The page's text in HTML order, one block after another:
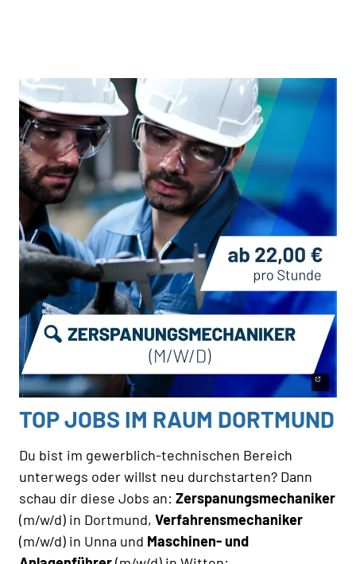
TOP JOBS IM RAUM DORTMUND
Du bist im gewerblich-technischen Bereich
unterwegs oder willst neu durchstarten? Dann
schau dir diese Jobs an: Zerspanungsmechaniker
(m/w/d) in Dortmund, Verfahrensmechaniker
(m/w/d) in Unna und Maschinen- und